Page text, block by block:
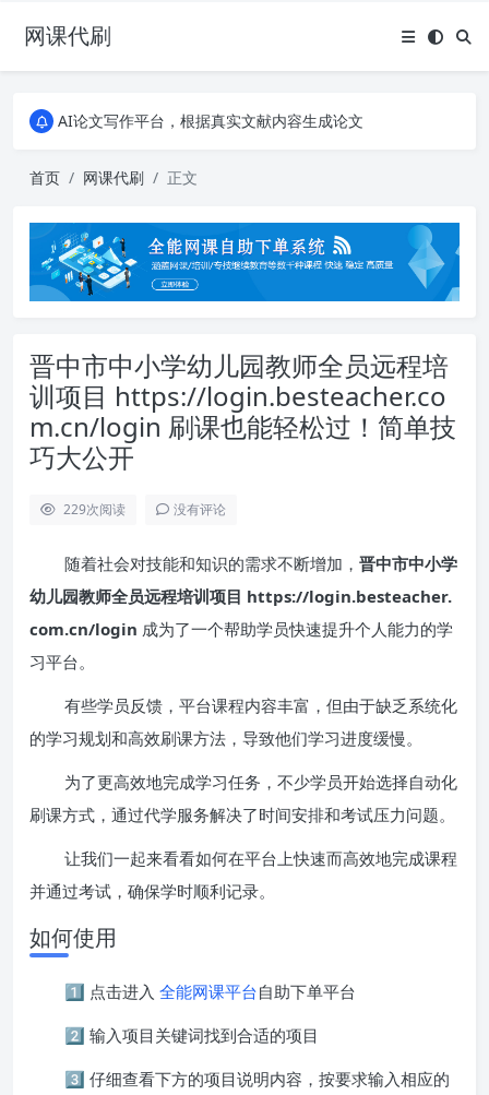
网课代刷
AI论文写作平台，根据真实文献内容生成论文
AI论文写作平台，根据真实文献内容生成论文
首页
网课代刷 正文
晋中市中小学幼儿园教师全员远程培
训项目 https://login.besteacher.co
m.cn/login 刷课也能轻松过！简单技
巧大公开
229次阅读 没有评论
随着社会对技能和知识的需求不断增加， 晋中市中小学
幼儿园教师全员远程培训项目 https://login.besteacher.
com.cn/login 成为了一个帮助学员快速提升个人能力的学
习平台。
有些学员反馈，平台课程内容丰富，但由于缺乏系统化
的学习规划和高效刷课方法，导致他们学习进度缓慢。
为了更高效地完成学习任务，不少学员开始选择自动化
刷课方式，通过代学服务解决了时间安排和考试压力问题。
让我们一起来看看如何在平台上快速而高效地完成课程
并通过考试，确保学时顺利记录。
如何使用
1️⃣ 点击进入 全能网课平台自助下单平台
2️⃣ 输入项目关键词找到合适的项目
3️⃣ 仔细查看下方的项目说明内容，按要求输入相应的